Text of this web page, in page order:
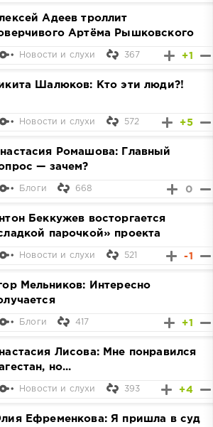
Адеев троллит
Артёма Рышковского
+1
Новости и слухи 367
Шалюков: Кто эти люди?!
+5
Новости и слухи 572
Ромашова: Главный
— зачем?
0
Блоги 668
Беккужев восторгается
парочкой» проекта
-1
Новости и слухи 521
Мельников: Интересно
+1
Блоги 417
Лисова: Мне понравился
но...
+4
Новости и слухи 393
Ефременкова: Я пришла в суд